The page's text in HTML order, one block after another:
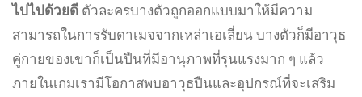
ไปไปด้วยดี ตัวละครบางตัวถูกออกแบบมาให้มีความ
สามารถในการรับดาเมจจากเหล่าเอเลี่ยน บางตัวก็มีอาวุธ
คู่กายของเขาก็เป็นปืนที่มีอานุภาพที่รุนแรงมาก ๆ แล้ว
ภายในเกมเรามีโอกาสพบอาวุธปืนและอุปกรณ์ที่จะเสริม